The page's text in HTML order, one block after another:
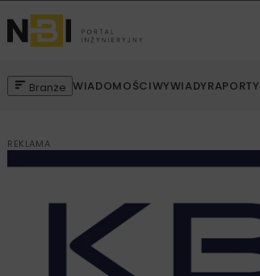
Branże WIADOMOŚCIWYWIADYRAPORTY
REKLAMA